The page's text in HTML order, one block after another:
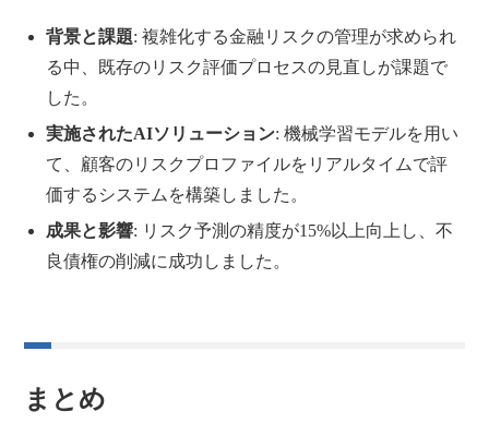
背景と課題: 複雑化する金融リスクの管理が求められ
る中、既存のリスク評価プロセスの見直しが課題で
した。
実施されたAIソリューション: 機械学習モデルを用い
て、顧客のリスクプロファイルをリアルタイムで評
価するシステムを構築しました。
成果と影響: リスク予測の精度が15%以上向上し、不
良債権の削減に成功しました。
まとめ